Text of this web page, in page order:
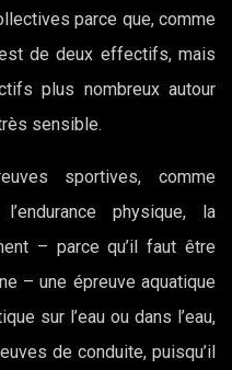
parce que, comme
de deux effectifs, mais
plus nombreux autour
sensible.
sportives, comme
physique, la
– parce qu’il faut être
– une épreuve aquatique
sur l’eau ou dans l’eau,
de conduite, puisqu’il